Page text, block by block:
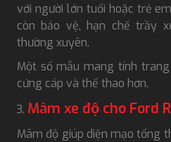
với người lớn tuổi hoặc trẻ
còn bảo vệ, hạn chế trầy
thường xuyên.
Một số mẫu mang tính
cứng cáp và thể thao hơn.
Mâm xe độ cho Ford
Mâm độ giúp diện mạo tổng